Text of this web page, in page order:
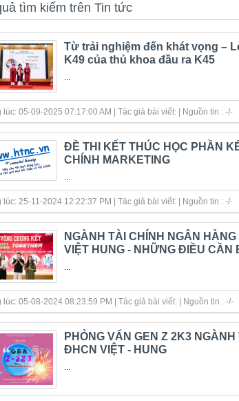
tìm kiếm trên Tin tức
Từ trải nghiệm đến khát vọng –
K49 của thủ khoa đầu ra K45
05-09-2025 07:17:00 AM | Tác giả bài viết: | Nguồn tin : -/-
ĐỀ THI KẾT THÚC HỌC PHẦN
CHÍNH MARKETING
25-11-2024 12:22:37 PM | Tác giả bài viết: | Nguồn tin : -/-
NGÀNH TÀI CHÍNH NGÂN
VIỆT HUNG - NHỮNG ĐIỀU CẦN
05-08-2024 08:23:59 PM | Tác giả bài viết: | Nguồn tin : -/-
PHỎNG VẤN GEN Z 2K3
ĐHCN VIỆT - HUNG